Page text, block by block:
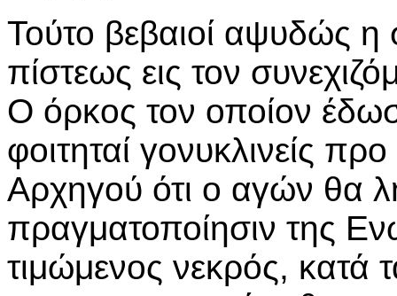
Τούτο βεβαιοί αψυδώς η
πίστεως εις τον
Ο όρκος τον οποίον
φοιτηταί γονυκλινείς
Αρχηγού ότι ο αγών θα
πραγματοποίησιν της
τιμώμενος νεκρός, κατά